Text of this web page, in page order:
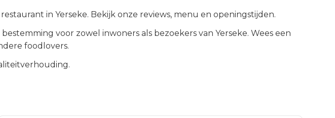
in Yerseke. Bekijk onze reviews, menu en openingstijden.
voor zowel inwoners als bezoekers van Yerseke. Wees een
foodlovers.